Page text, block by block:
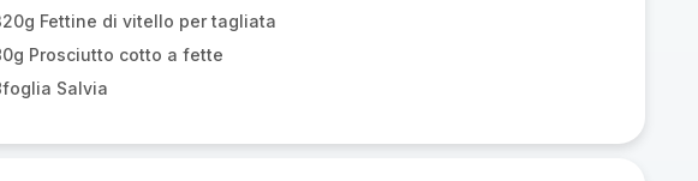
Fettine di vitello per tagliata
Prosciutto cotto a fette
Salvia